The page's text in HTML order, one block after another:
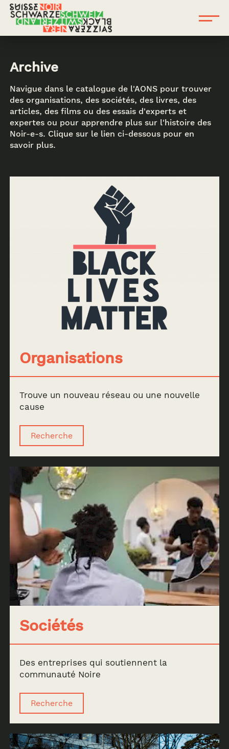
Archive
Navigue dans le catalogue de l'AONS pour trouver
des organisations, des sociétés, des livres, des
articles, des films ou des essais d'experts et
expertes ou pour apprendre plus sur l'histoire des
Noir-e-s. Clique sur le lien ci-dessous pour en
savoir plus.
Organisations
Trouve un nouveau réseau ou une nouvelle
cause
Recherche
Sociétés
Des entreprises qui soutiennent la
communauté Noire
Recherche